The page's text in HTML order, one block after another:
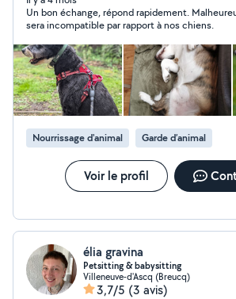
mérite. Que ce soit pour une courte sortie ou un séjour
prolongé, je propose des services de
personnalisés, en m'adaptant aux
de chaque animal. Mon objectif est de
qu'à votre animal, une expérience
pendant votre absence.
Un bon échange, répond rapidement.
sera incompatible par rapport à nos chiens.
Nourrissage d'animal Garde d’animal
Voir le profil
élia gravina
Petsitting & babysitting
Villeneuve-d'Ascq (Breucq)
3,7/5 (3 avis)